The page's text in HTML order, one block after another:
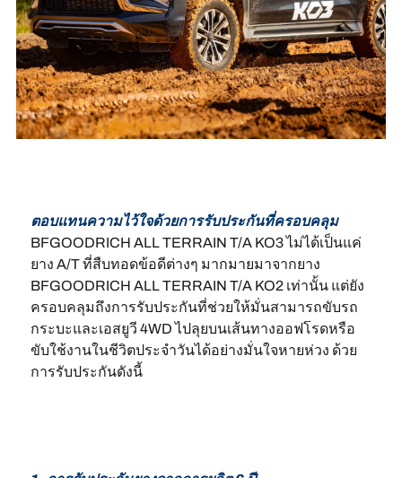
ตอบแทนความไว้ใจด้วยการรับประกันที่ครอบคลุม
BFGOODRICH ALL TERRAIN T/A KO3 ไม่ได้เป็นแค่
ยาง A/T ที่สืบทอดข้อดีต่างๆ มากมายมาจากยาง
BFGOODRICH ALL TERRAIN T/A KO2 เท่านั้น แต่ยัง
ครอบคลุมถึงการรับประกันที่ช่วยให้มั่นสามารถขับรถ
กระบะและเอสยูวี 4WD ไปลุยบนเส้นทางออฟโรดหรือ
ขับใช้งานในชีวิตประจำวันได้อย่างมั่นใจหายห่วง ด้วย
การรับประกันดังนี้